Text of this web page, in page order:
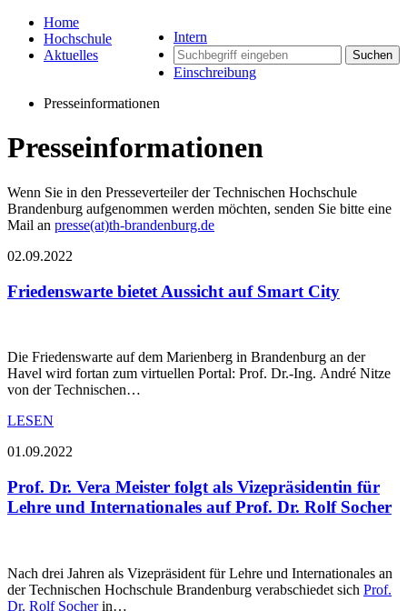
Intern
Suchen
Einschreibung
Home
Hochschule
Aktuelles
Presseinformationen
Presseinformationen
Wenn Sie in den Presseverteiler der Technischen Hochschule
Brandenburg aufgenommen werden möchten, senden Sie bitte eine
Mail an presse(at)th-brandenburg.de
02.09.2022
Friedenswarte bietet Aussicht auf Smart City
Die Friedenswarte auf dem Marienberg in Brandenburg an der
Havel wird fortan zum virtuellen Portal: Prof. Dr.-Ing. André Nitze
von der Technischen…
LESEN
01.09.2022
Prof. Dr. Vera Meister folgt als Vizepräsidentin für
Lehre und Internationales auf Prof. Dr. Rolf Socher
Nach drei Jahren als Vizepräsident für Lehre und Internationales an
der Technischen Hochschule Brandenburg verabschiedet sich Prof.
Dr. Rolf Socherin…